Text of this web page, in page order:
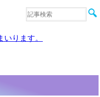
音楽
ります。